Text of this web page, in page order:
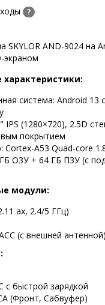
?
SKYLOR AND-9024 на
характеристики:
система: Android 13
IPS (1280×720), 2.5D
покрытием
Cortex-A53 Quad-core
ОЗУ + 64 ГБ ПЗУ (с
модули:
ax, 2.4/5 ГГц)
(с внешней антенной)
с быстрой зарядкой
(Фронт, Сабвуфер)